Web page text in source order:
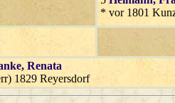
* vor 1801
, Renata
1829 Reyersdorf